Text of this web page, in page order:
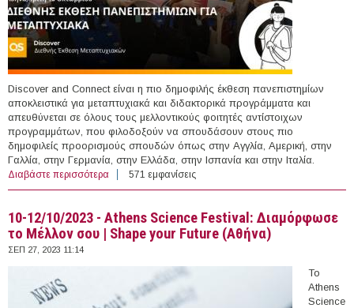
Discover and Connect είναι η πιο δημοφιλής έκθεση πανεπιστημίων
αποκλειστικά για μεταπτυχιακά και διδακτορικά προγράμματα και
απευθύνεται σε όλους τους μελλοντικούς φοιτητές αντίστοιχων
προγραμμάτων, που φιλοδοξούν να σπουδάσουν στους πιο
δημοφιλείς προορισμούς σπουδών όπως στην Αγγλία, Αμερική, στην
Γαλλία, στην Γερμανία, στην Ελλάδα, στην Ισπανία και στην Ιταλία.
Διαβάστε περισσότερα για 09-10/10/2023 - QS Discover and Connect
(Θεσσαλονίκη, Αθήνα)
571 εμφανίσεις
10-12/10/2023 - Athens Science Festival: Διαμόρφωσε
το Μέλλον σου | Shape your Future (Αθήνα)
ΣΕΠ 27, 2023 11:14
Το
Athens
Science